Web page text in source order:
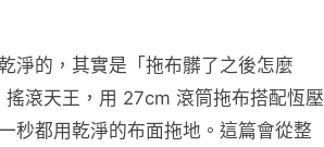
淨的，其實是「拖布髒了之後怎麼
滾天王，用 27cm 滾筒拖布搭配恆壓
秒都用乾淨的布面拖地。這篇會從整